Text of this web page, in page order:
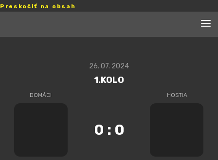
Preskočiť na obsah
26. 07. 2024
1.KOLO
DOMÁCI
0 : 0
HOSTIA